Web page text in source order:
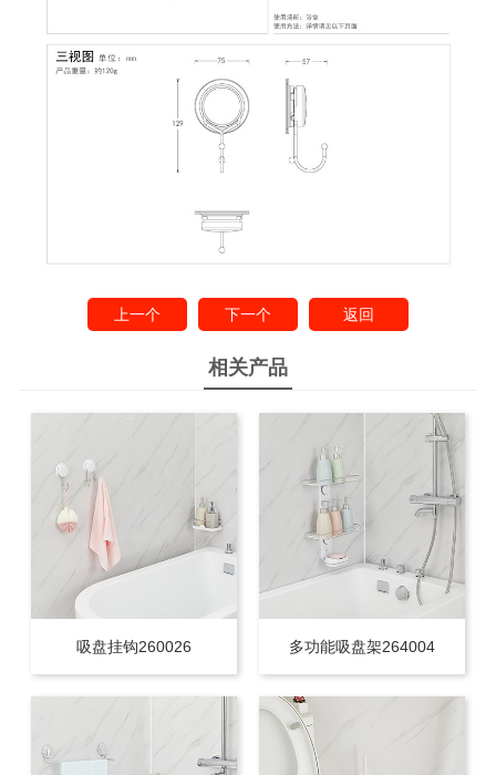
上一个 下一个 返回
相关产品
吸盘挂钩260026 多功能吸盘架264004